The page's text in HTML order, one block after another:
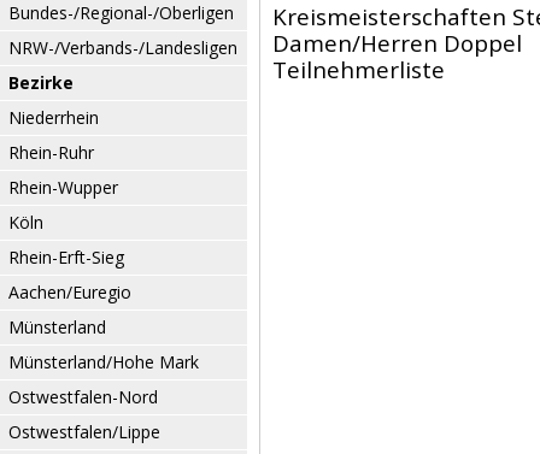
Bundes-/Regional-/Oberligen
NRW-/Verbands-/Landesligen
Bezirke
Niederrhein
Rhein-Ruhr
Rhein-Wupper
Köln
Rhein-Erft-Sieg
Aachen/Euregio
Münsterland
Münsterland/Hohe Mark
Ostwestfalen-Nord
Ostwestfalen/Lippe
Kreismeisterschaften
Damen/Herren Doppel
Teilnehmerliste